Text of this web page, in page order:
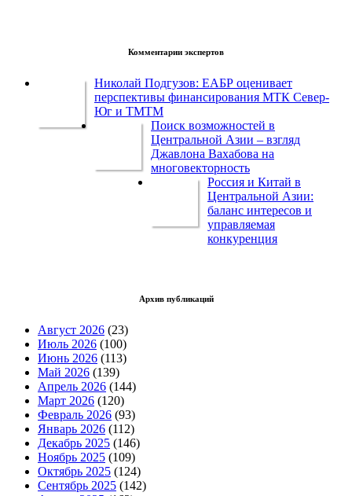
Комментарии экспертов
Николай Подгузов: ЕАБР оценивает
перспективы финансирования МТК Север-
Юг и ТМТМ
Поиск возможностей в
Центральной Азии – взгляд
Джавлона Вахабова на
многовекторность
Россия и Китай в
Центральной Азии:
баланс интересов и
управляемая
конкуренция
Архив публикаций
Август 2026 (23)
Июль 2026 (100)
Июнь 2026 (113)
Май 2026 (139)
Апрель 2026 (144)
Март 2026 (120)
Февраль 2026 (93)
Январь 2026 (112)
Декабрь 2025 (146)
Ноябрь 2025 (109)
Октябрь 2025 (124)
Сентябрь 2025 (142)